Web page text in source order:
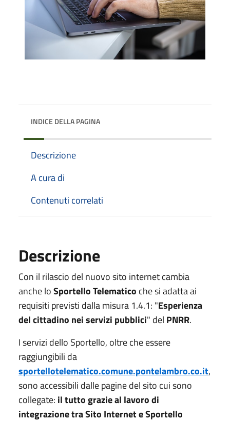
INDICE DELLA PAGINA
Descrizione
A cura di
Contenuti correlati
Descrizione
Con il rilascio del nuovo sito internet cambia
anche loSportello Telematico che si adatta ai
requisiti previsti dalla misura 1.4.1: "Esperienza
del cittadino nei servizi pubblici" del PNRR.
I servizi dello Sportello, oltre che essere
raggiungibili da
sportellotelematico.comune.pontelambro.co.it,
sono accessibili dalle pagine del sito cui sono
collegate: il tutto grazie al lavoro di
integrazione tra Sito Internet e Sportello